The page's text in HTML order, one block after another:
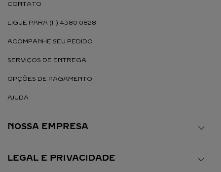
CONTATO
LIGUE PARA (11) 4380 0828
ACOMPANHE SEU PEDIDO
SERVIÇOS DE ENTREGA
OPÇÕES DE PAGAMENTO
AJUDA
NOSSA EMPRESA
LEGAL E PRIVACIDADE